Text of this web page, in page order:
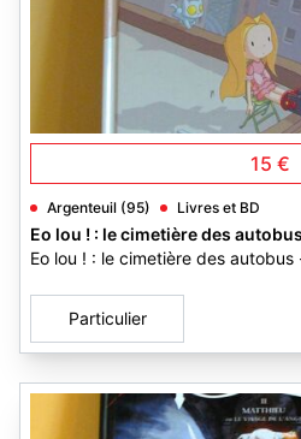
15 €
Argenteuil (95) Livres et BD
Eo lou ! : le cimetière des
Eo lou ! : le cimetière des
Particulier